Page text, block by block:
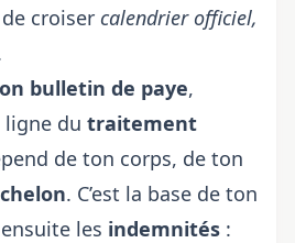
croiser calendrier officiel,
bulletin de paye,
ligne du traitement
de ton corps, de ton
. C’est la base de ton
les indemnités :